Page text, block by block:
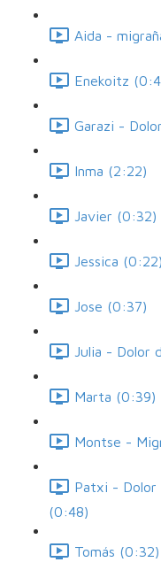
Aida -
Enekoitz
Garazi -
Inma (2:22)
Javier (0:32)
Jessica (0:22)
Jose (0:37)
Julia - Dolor
Marta (0:39)
Montse -
Patxi - Dolor
(0:48)
Tomás (0:32)